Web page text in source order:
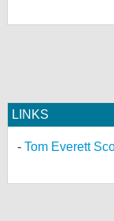
LINKS
Tom Everett